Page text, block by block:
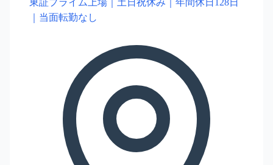
東証プライム上場｜土日祝休み｜年間休日128日
｜当面転勤なし